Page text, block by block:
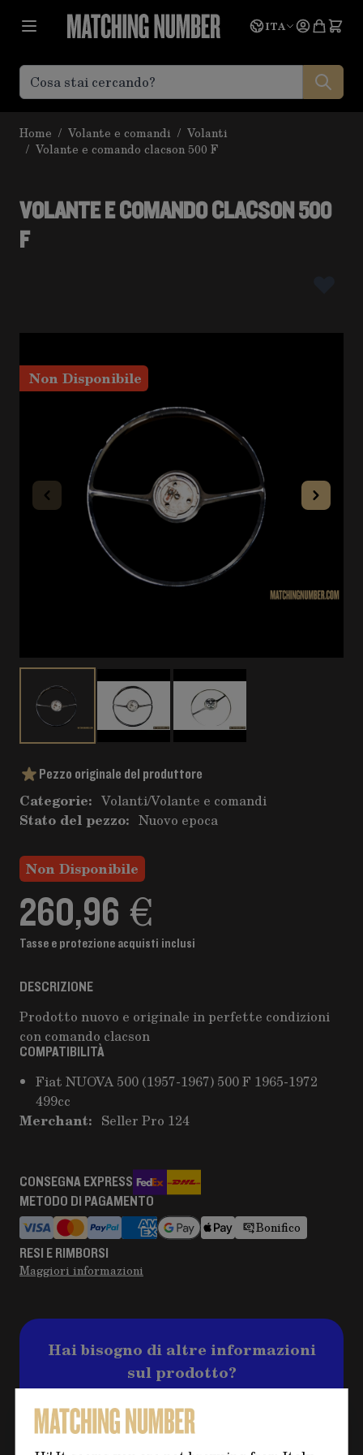
Lingua
ITA
Home / Volante e comandi / Volanti
/ Volante e comando clacson 500 F
VOLANTE E COMANDO CLACSON 500
F
Non Disponibile
Pezzo originale del produttore
Categorie: Volanti/Volante e comandi
Stato del pezzo: Nuovo epoca
Non Disponibile
260,96 €
Tasse e protezione acquisti inclusi
DESCRIZIONE
Prodotto nuovo e originale in perfette condizioni
con comando clacson
COMPATIBILITÀ
Fiat NUOVA 500 (1957-1967) 500 F 1965-1972
499cc
Merchant: Seller Pro 124
CONSEGNA EXPRESS
METODO DI PAGAMENTO
Bonifico
RESI E RIMBORSI
Maggiori informazioni
Hai bisogno di altre informazioni
sul prodotto?
Clicca sul pulsante per eventuali domande e
compila il form, ti ricontatteremo al più
presto per risolvere il tuo dubbio!